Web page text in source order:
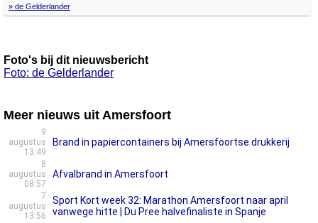
» de Gelderlander
Foto's bij dit nieuwsbericht
Foto: de Gelderlander
Meer nieuws uit Amersfoort
9
augustus
13:49
Brand in papiercontainers bij Amersfoortse drukkerij
8
augustus
08:57
Afvalbrand in Amersfoort
7
augustus
13:56
Sport Kort week 32: Marathon Amersfoort naar april
vanwege hitte | Du Pree halvefinaliste in Spanje